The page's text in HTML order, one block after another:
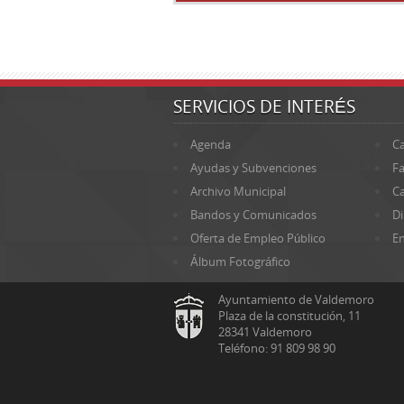
SERVICIOS DE INTERÉS
Agenda
Ayudas y Subvenciones
Archivo Municipal
Bandos y Comunicados
Oferta de Empleo Público
Álbum Fotográfico
Ayuntamiento de Valdemoro
Plaza de la constitución, 11
28341 Valdemoro
Teléfono: 91 809 98 90